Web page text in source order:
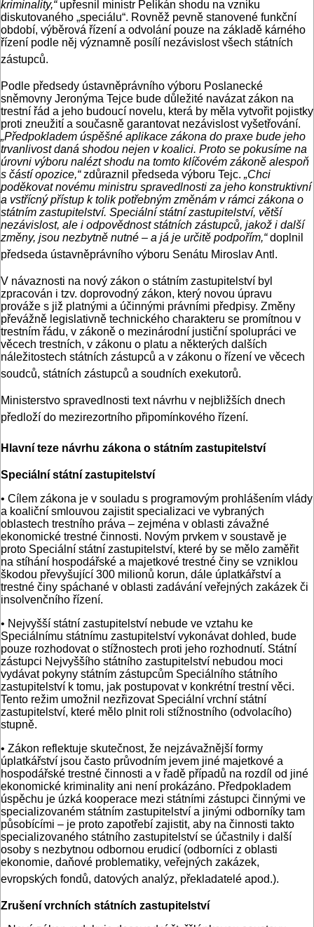
kriminality,“ upřesnil ministr Pelikán shodu na vzniku
diskutovaného „speciálu“. Rovněž pevně stanovené funkční
období, výběrová řízení a odvolání pouze na základě kárného
řízení podle něj významně posílí nezávislost všech státních
zástupců.
Podle předsedy ústavněprávního výboru Poslanecké
sněmovny Jeronýma Tejce bude důležité navázat zákon na
trestní řád a jeho budoucí novelu, která by měla vytvořit pojistky
proti zneužití a současně garantovat nezávislost vyšetřování.
„Předpokladem úspěšné aplikace zákona do praxe bude jeho
trvanlivost daná shodou nejen v koalici. Proto se pokusíme na
úrovni výboru nalézt shodu na tomto klíčovém zákoně alespoň
s částí opozice,“zdůraznil předseda výboru Tejc. „Chci
poděkovat novému ministru spravedlnosti za jeho konstruktivní
a vstřícný přístup k tolik potřebným změnám v rámci zákona o
státním zastupitelství. Speciální státní zastupitelství, větší
nezávislost, ale i odpovědnost státních zástupců, jakož i další
změny, jsou nezbytně nutné – a já je určitě podpořím,“doplnil
předseda ústavněprávního výboru Senátu Miroslav Antl.
V návaznosti na nový zákon o státním zastupitelství byl
zpracován i tzv. doprovodný zákon, který novou úpravu
prováže s již platnými a účinnými právními předpisy. Změny
převážně legislativně technického charakteru se promítnou v
trestním řádu, v zákoně o mezinárodní justiční spolupráci ve
věcech trestních, v zákonu o platu a některých dalších
náležitostech státních zástupců a v zákonu o řízení ve věcech
soudců, státních zástupců a soudních exekutorů.
Ministerstvo spravedlnosti text návrhu v nejbližších dnech
předloží do mezirezortního připomínkového řízení.
Hlavní teze návrhu zákona o státním zastupitelství
Speciální státní zastupitelství
• Cílem zákona je v souladu s programovým prohlášením vlády
a koaliční smlouvou zajistit specializaci ve vybraných
oblastech trestního práva – zejména v oblasti závažné
ekonomické trestné činnosti. Novým prvkem v soustavě je
proto Speciální státní zastupitelství, které by se mělo zaměřit
na stíhání hospodářské a majetkové trestné činy se vzniklou
škodou převyšující 300 milionů korun, dále úplatkářství a
trestné činy spáchané v oblasti zadávání veřejných zakázek či
insolvenčního řízení.
• Nejvyšší státní zastupitelství nebude ve vztahu ke
Speciálnímu státnímu zastupitelství vykonávat dohled, bude
pouze rozhodovat o stížnostech proti jeho rozhodnutí. Státní
zástupci Nejvyššího státního zastupitelství nebudou moci
vydávat pokyny státním zástupcům Speciálního státního
zastupitelství k tomu, jak postupovat v konkrétní trestní věci.
Tento režim umožnil nezřizovat Speciální vrchní státní
zastupitelství, které mělo plnit roli stížnostního (odvolacího)
stupně.
• Zákon reflektuje skutečnost, že nejzávažnější formy
úplatkářství jsou často průvodním jevem jiné majetkové a
hospodářské trestné činnosti a v řadě případů na rozdíl od jiné
ekonomické kriminality ani není prokázáno. Předpokladem
úspěchu je úzká kooperace mezi státními zástupci činnými ve
specializovaném státním zastupitelství a jinými odborníky tam
působícími – je proto zapotřebí zajistit, aby na činnosti takto
specializovaného státního zastupitelství se účastnily i další
osoby s nezbytnou odbornou erudicí (odborníci z oblasti
ekonomie, daňové problematiky, veřejných zakázek,
evropských fondů, datových analýz, překladatelé apod.).
Zrušení vrchních státních zastupitelství